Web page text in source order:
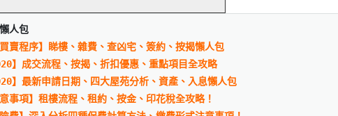
人包
買賣程序】睇樓、雜費、查凶宅、簽約、按揭懶人包
】成交流程、按揭、折扣優惠、重點項目全攻略
】最新申請日期、四大屋苑分析、資產、入息懶人包
意事項】租樓流程、租約、按金、印花稅全攻略！